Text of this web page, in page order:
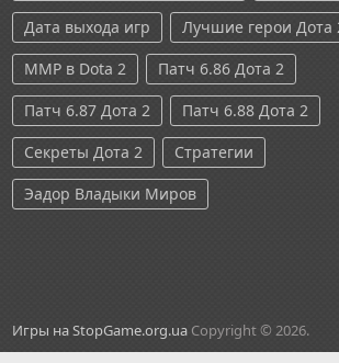
Дата выхода игр
Лучшие герои Дота
ММР в Dota 2
Патч 6.86 Дота 2
Патч 6.87 Дота 2
Патч 6.88 Дота 2
Секреты Дота 2
Стратегии
Эадор Владыки Миров
Игры на StopGame.org.ua Copyright © 2026.